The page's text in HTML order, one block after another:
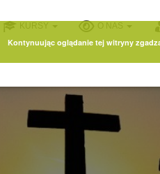
KURSY O NAS
Kontynuując oglądanie tej witryny